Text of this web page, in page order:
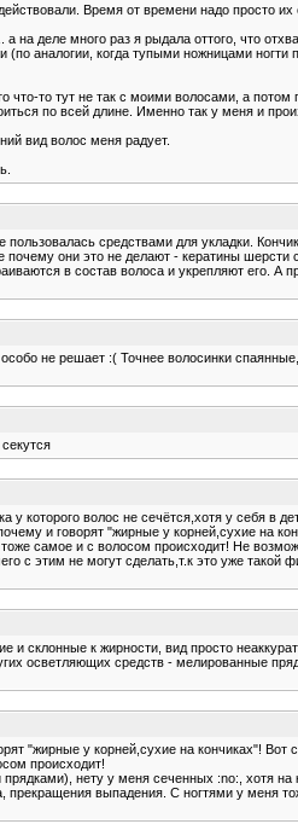
Время от времени надо просто их
деле много раз я рыдала оттого, что
аналогии, когда тупыми ножницами ногти
то тут не так с моими волосами, а потом
по всей длине. Именно так у меня и
вид волос меня радует.
средствами для укладки.
почему они это не делают - кератины
в состав волоса и укрепляют его. А
не решает :( Точнее волосинки
которого волос не сечётся,хотя у себя в
и говорят "жирные у корней,сухие на
самое и с волосом происходит! Не
с этим не могут сделать,т.к это уже такой
и склонные к жирности, вид просто
осветляющих средств - мелированные
"жирные у корней,сухие на кончиках"! Вот
происходит!
нету у меня сеченных :no:, хотя на
выпадения. С ногтями у меня